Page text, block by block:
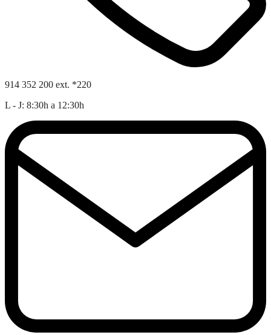
914 352 200 ext. *220
L - J: 8:30h a 12:30h